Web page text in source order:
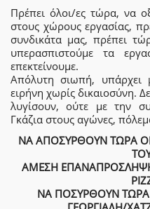
Πρέπει όλοι/ες τώρα, να
στους χώρους εργασίας,
συνδικάτα μας, πρέπει
υπερασπιστούμε τα
επεκτείνουμε.
Απόλυτη σιωπή, υπάρχει
ειρήνη χωρίς δικαιοσύνη.
λυγίσουν, ούτε με την
Γκάζια στους αγώνες,
ΝΑ ΑΠΟΣΥΡΘΟΥΝ ΤΩΡΑ
ΑΜΕΣΗ
ΝΑ ΠΟΣΥΡΘΟΥΝ ΤΩΡΑ